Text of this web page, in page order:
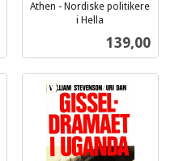
Athen - Nordiske politikere
i Hella
Pris
139,00